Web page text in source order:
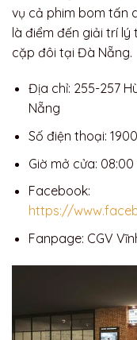
vụ cả phim bom tấn
là điểm đến giải trí
cặp đôi tại Đà Nẵng.
Địa chỉ: 255-257
Nẵng
Số điện thoại:
Giờ mở cửa: 08:00
Facebook:
https://
Fanpage: CGV